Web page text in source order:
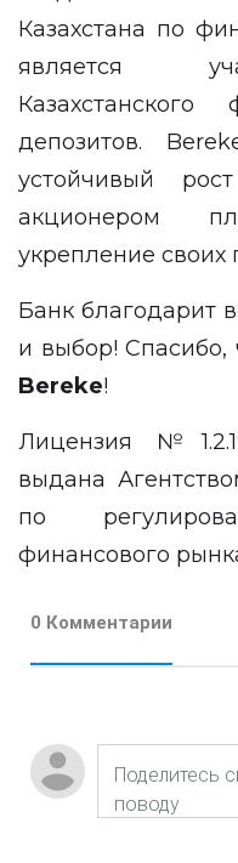
Казахстана по
является
Казахстанского
депозитов.
устойчивый
акционером
укрепление своих
Банк благодарит
и выбор! Спасибо,
Bereke!
Лицензия
выдана
по
финансового
0 Комментарии